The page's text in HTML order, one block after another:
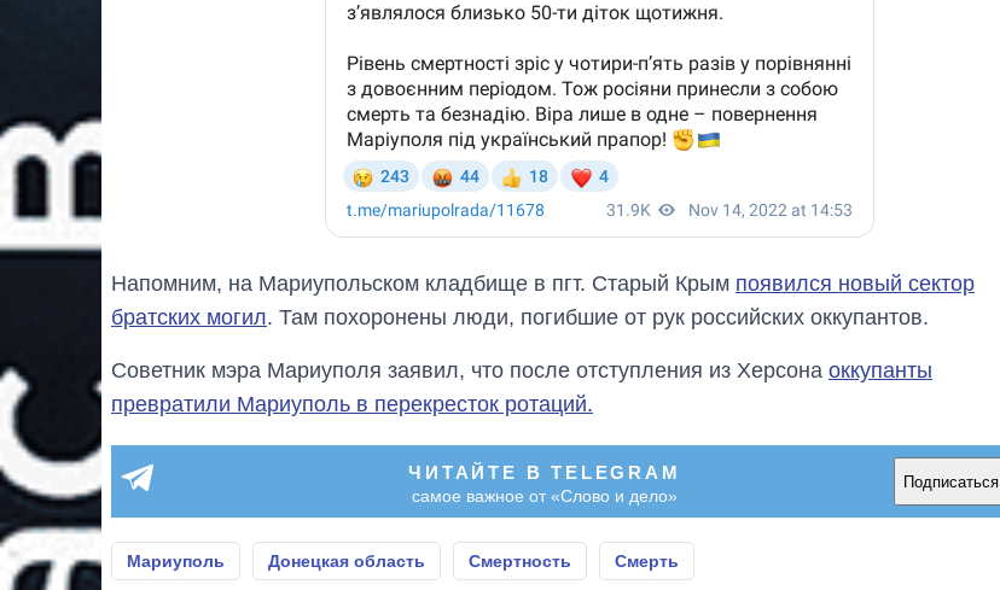
Напомним, на Мариупольском кладбище в пгт. Старый Крым появился новый сектор
братских могил. Там похоронены люди, погибшие от рук российских оккупантов.
Советник мэра Мариуполя заявил, что после отступления из Херсона оккупанты
превратили Мариуполь в перекресток ротаций.
ЧИТАЙТЕ В TELEGRAM
самое важное от «Слово и дело»
Подписаться
Мариуполь Донецкая область Смертность Смерть